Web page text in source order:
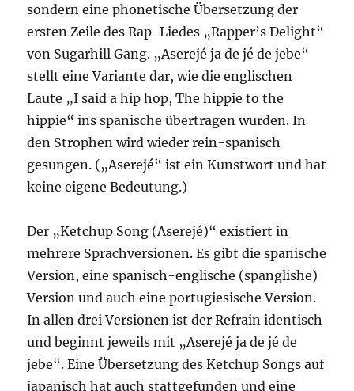
sondern eine phonetische Übersetzung der
ersten Zeile des Rap-Liedes „Rapper’s Delight“
von Sugarhill Gang. „Aserejé ja de jé de jebe“
stellt eine Variante dar, wie die englischen
Laute „I said a hip hop, The hippie to the
hippie“ ins spanische übertragen wurden. In
den Strophen wird wieder rein-spanisch
gesungen. („Aserejé“ ist ein Kunstwort und hat
keine eigene Bedeutung.)
Der „Ketchup Song (Aserejé)“ existiert in
mehrere Sprachversionen. Es gibt die spanische
Version, eine spanisch-englische (spanglishe)
Version und auch eine portugiesische Version.
In allen drei Versionen ist der Refrain identisch
und beginnt jeweils mit „Aserejé ja de jé de
jebe“. Eine Übersetzung des Ketchup Songs auf
japanisch hat auch stattgefunden und eine